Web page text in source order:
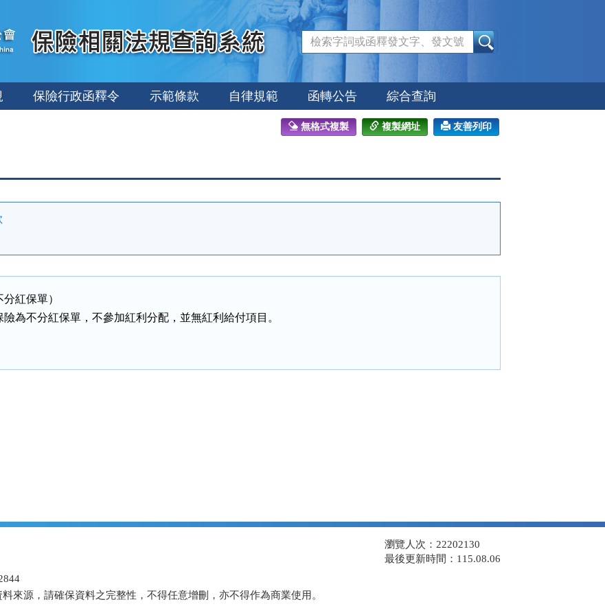
保險行政函釋令 示範條款 自律規範 函轉公告 綜合查詢
無格式複製 複製網址 友善列印
分紅保單）
險為不分紅保單，不參加紅利分配，並無紅利給付項目。
來源，請確保資料之完整性，不得任意增刪，亦不得作為商業使用。
瀏覽人次：22202130
最後更新時間：115.08.06